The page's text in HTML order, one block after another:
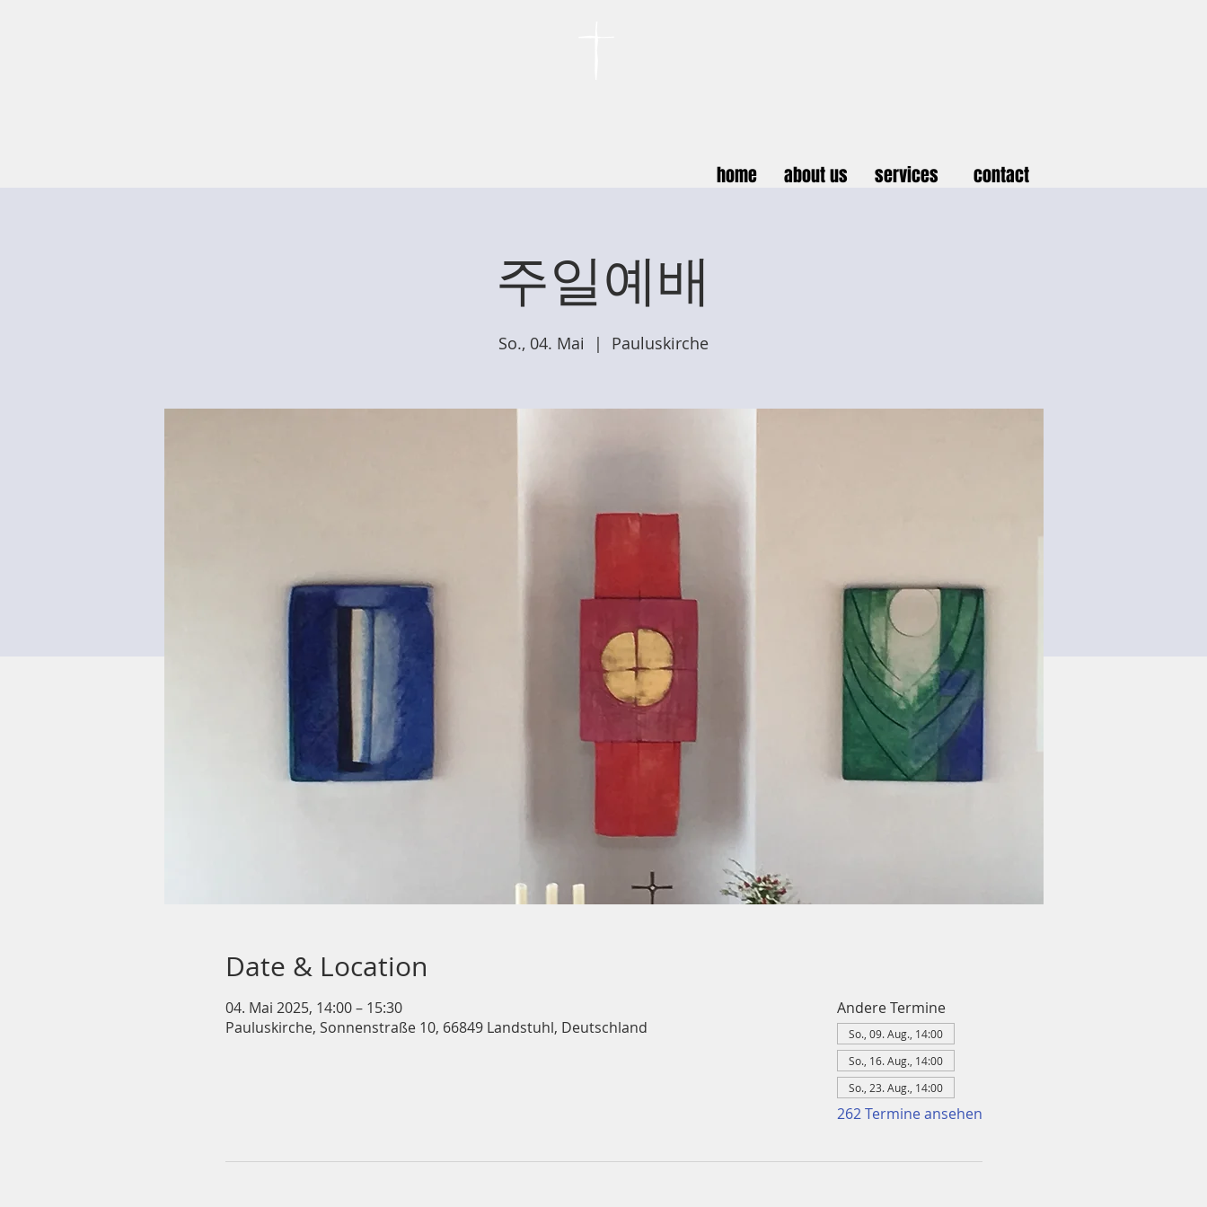
home about us services contact
주일예배
So., 04. Mai
  |
Pauluskirche
Date & Location
04. Mai 2025, 14:00 – 15:30
Pauluskirche, Sonnenstraße 10, 66849 Landstuhl, Deutschland
Andere Termine
So., 09. Aug., 14:00
So., 16. Aug., 14:00
So., 23. Aug., 14:00
262 Termine ansehen